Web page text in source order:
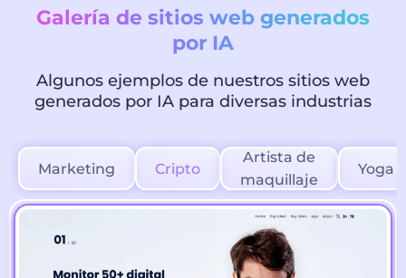
Galería de sitios web generados
por IA
Algunos ejemplos de nuestros sitios web
generados por IA para diversas industrias
Marketing Cripto
Artista de
maquillaje
Yoga